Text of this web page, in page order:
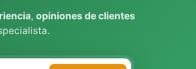
, opiniones de clientes